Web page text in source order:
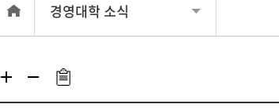
경영대학 소식